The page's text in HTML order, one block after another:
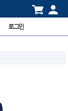
로그인